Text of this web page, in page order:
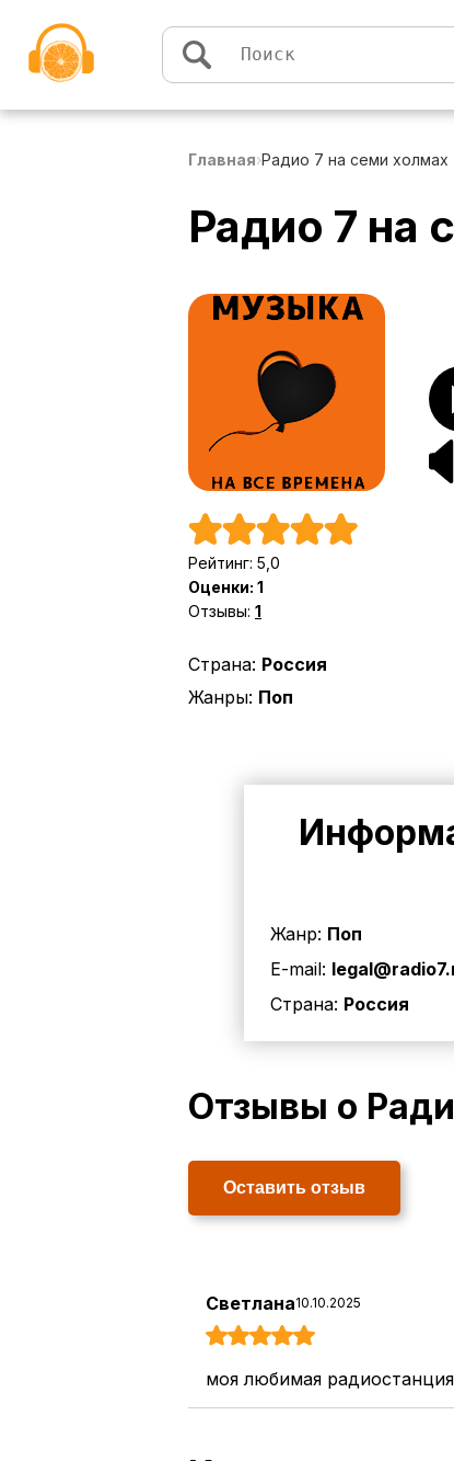
Главная›Радио 7 на семи
Радио 7 на
Рейтинг: 5,0
Оценки: 1
Отзывы: 1
Страна: Россия
Жанры: Поп
Жанр: Поп
E-mail:
Страна: Россия
Отзывы о
Оставить отзыв
Светлана10.10.2025
моя любимая